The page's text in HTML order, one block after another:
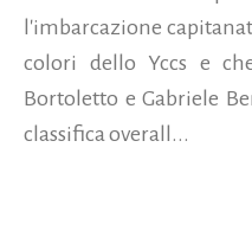
l'imbarcazione
colori dello Yccs e
Bortoletto e Gabriele
classifica overall...